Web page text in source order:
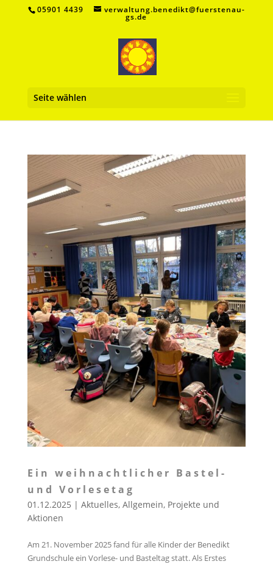
05901 4439 verwaltung.benedikt@fuerstenau-
gs.de
Seite wählen
Ein weihnachtlicher Bastel-
und Vorlesetag
01.12.2025 | Aktuelles, Allgemein, Projekte und
Aktionen
Am 21. November 2025 fand für alle Kinder der Benedikt
Grundschule ein Vorlese- und Basteltag statt. Als Erstes